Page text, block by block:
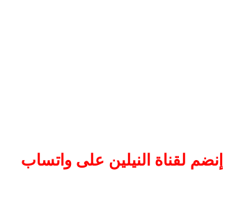
إنضم لقناة النيلين على واتساب